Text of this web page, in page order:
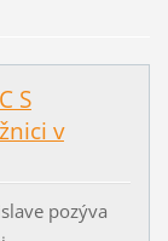
S
v
pozýva